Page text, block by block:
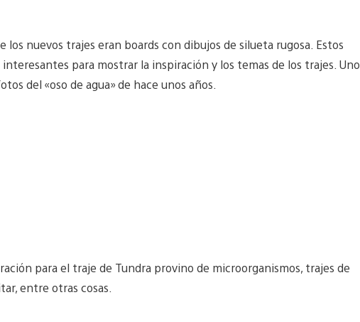
nuevos trajes eran boards con dibujos de silueta rugosa. Estos
para mostrar la inspiración y los temas de los trajes. Uno
del «oso de agua» de hace unos años.
para el traje de Tundra provino de microorganismos, trajes de
entre otras cosas.